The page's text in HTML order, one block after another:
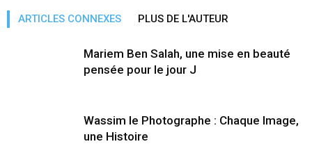
ARTICLES CONNEXES PLUS DE L'AUTEUR
Mariem Ben Salah, une mise en beauté
pensée pour le jour J
Wassim le Photographe : Chaque Image,
une Histoire